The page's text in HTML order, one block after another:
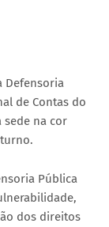
Defensoria
de Contas do
sede na cor
Pública
dos direitos